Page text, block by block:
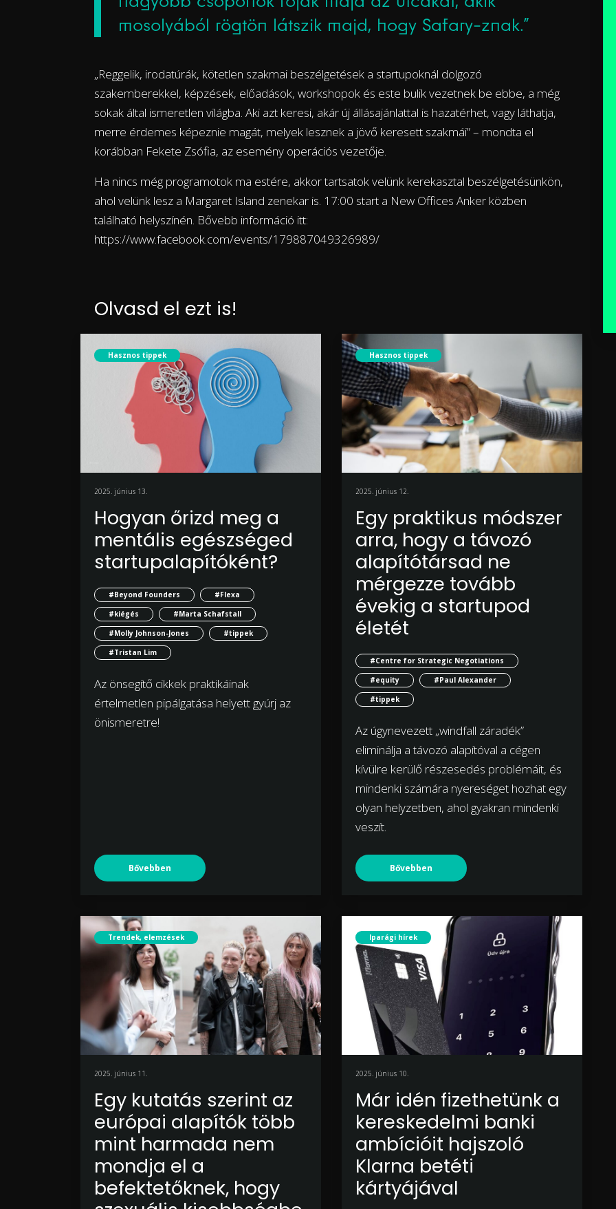
mosolyából rögtön látszik majd, hogy Safary-znak.”
„Reggelik, irodatúrák, kötetlen szakmai beszélgetések a startupoknál dolgozó
szakemberekkel, képzések, előadások, workshopok és este bulik vezetnek be ebbe, a még
sokak által ismeretlen világba. Aki azt keresi, akár új állásajánlattal is hazatérhet, vagy láthatja,
merre érdemes képeznie magát, melyek lesznek a jövő keresett szakmái” – mondta el
korábban Fekete Zsófia, az esemény operációs vezetője.
Ha nincs még programotok ma estére, akkor tartsatok velünk kerekasztal beszélgetésünkön,
ahol velünk lesz a Margaret Island zenekar is. 17:00 start a New Offices Anker közben
található helyszínén. Bővebb információ itt:
https://www.facebook.com/events/179887049326989/
Olvasd el ezt is!
Hasznos tippek
2025. június 13.
Hogyan őrizd meg a
mentális egészséged
startupalapítóként?
#Beyond Founders
#Flexa
#kiégés
#Marta Schafstall
#Molly Johnson-Jones
#tippek
#Tristan Lim
Az önsegítő cikkek praktikáinak
értelmetlen pipálgatása helyett gyúrj az
önismeretre!
Bővebben
Hasznos tippek
2025. június 12.
Egy praktikus módszer
arra, hogy a távozó
alapítótársad ne
mérgezze tovább
évekig a startupod
életét
#Centre for Strategic Negotiations
#equity
#Paul Alexander
#tippek
Az úgynevezett „windfall záradék”
eliminálja a távozó alapítóval a cégen
kívülre kerülő részesedés problémáit, és
mindenki számára nyereséget hozhat egy
olyan helyzetben, ahol gyakran mindenki
veszít.
Bővebben
Trendek, elemzések
2025. június 11.
Egy kutatás szerint az
európai alapítók több
mint harmada nem
mondja el a
befektetőknek, hogy
Iparági hírek
2025. június 10.
Már idén fizethetünk a
kereskedelmi banki
ambícióit hajszoló
Klarna betéti
kártyájával